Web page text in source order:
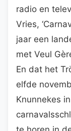
radio en
Vries,
jaar een
met Veul
En dat het
elfde
Knunnekes